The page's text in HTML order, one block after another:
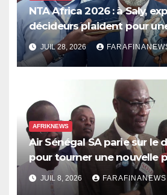
NTA Africa 2026 : à Saly,
décideurs plaident pour
prise en compte de
en Afrique
JUIL 28, 2026
AFRIKNEWS
Air Sénégal SA parie sur le
pour tourner une nouvelle
JUIL 8, 2026 FARAFINANEWS